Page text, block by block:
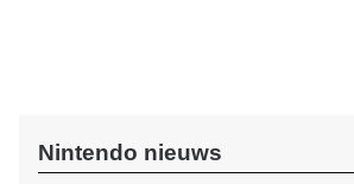
Nintendo nieuws